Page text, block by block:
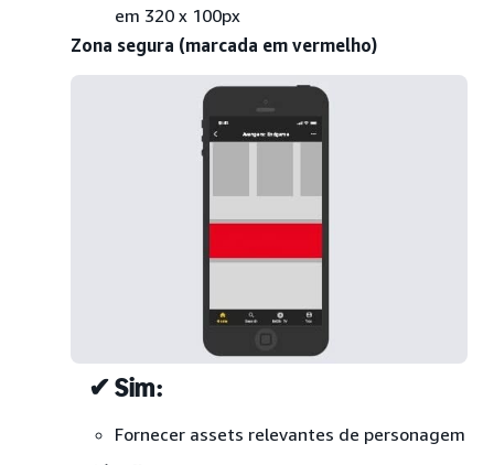
em 320 x 100px
Zona segura (marcada em vermelho)
✔ Sim:
Fornecer assets relevantes de personagem